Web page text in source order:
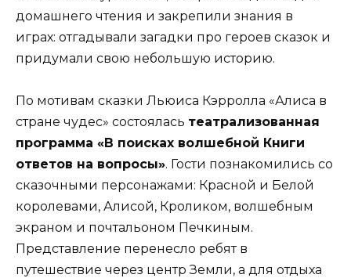
домашнего чтения и закрепили знания в
играх: отгадывали загадки про героев сказок и
придумали свою небольшую историю.
По мотивам сказки Льюиса Кэрролла «Алиса в
стране чудес» состоялась театрализованная
программа «В поисках волшебной Книги
ответов на вопросы». Гости познакомились со
сказочными персонажами: Красной и Белой
королевами, Алисой, Кроликом, волшебным
экраном и почтальоном Печкиным.
Представление перенесло ребят в
путешествие через центр Земли, а для отдыха